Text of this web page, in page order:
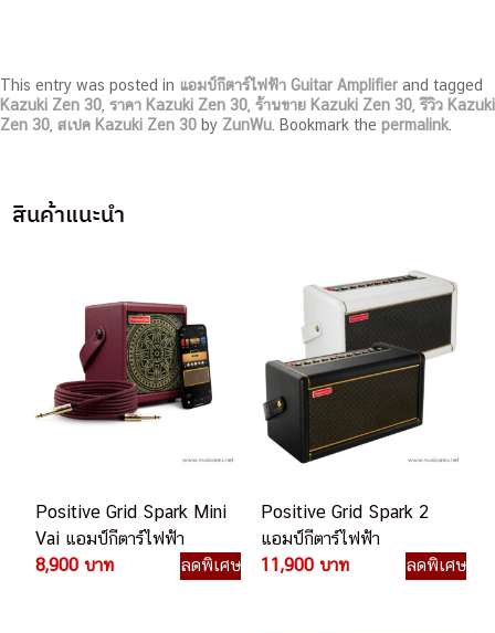
This entry was posted in แอมป์กีตาร์ไฟฟ้า Guitar Amplifier and tagged
Kazuki Zen 30 ราคา Kazuki Zen 30 ร้านขาย Kazuki Zen 30 ,รีวิว Kazuki
Zen 30 สเปค Kazuki Zen 30 by ZunWu . Bookmark the permalink
สินค้าแนะนำ
Positive Grid Spark Mini
Vai แอมป์กีตาร์ไฟฟ้า
8,900 บาท
ลดพิเศษ
Positive Grid Spark 2
แอมป์กีตาร์ไฟฟ้า
11,900 บาท
ลดพิเศษ